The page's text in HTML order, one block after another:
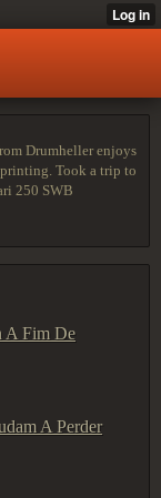
Drumheller enjoys
Took a trip to
250 SWB
A Fim De
A Perder